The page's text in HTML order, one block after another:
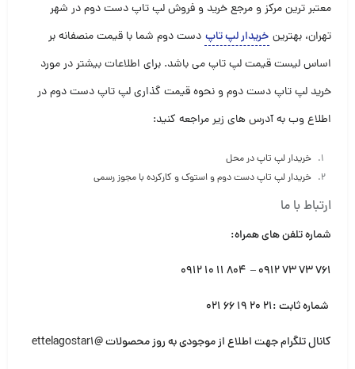
معتبر ترین مرکز و مرجع خرید و فروش لپ تاپ دست دوم در شهر
تهران، بهترین خریدار لپ تاپ دست دوم شما با قیمت منصفانه بر
اساس لیست قیمت لپ تاپ می باشد. برای اطلاعات بیشتر در مورد
خرید لپ تاپ دست دوم و نحوه قیمت گذاری لپ تاپ دست دوم در
اطلاع وب به آدرس های زیر مراجعه کنید:
خریدار لپ تاپ در محل
خریدار لپ تاپ دست دوم و استوک و کارکرده با مجوز رسمی
ارتباط با ما
شماره تلفن های همراه:
۷۶۱ ۷۳ ۷۳ ۰۹۱۲ – ۸۰۴ ۱۱ ۱۰ ۰۹۱۲
شماره ثابت :۲۱ ۲۰ ۱۹ ۶۶ ۰۲۱
کانال تلگرام جهت اطلاع از موجودی به روز محصولات@ettelagostar1